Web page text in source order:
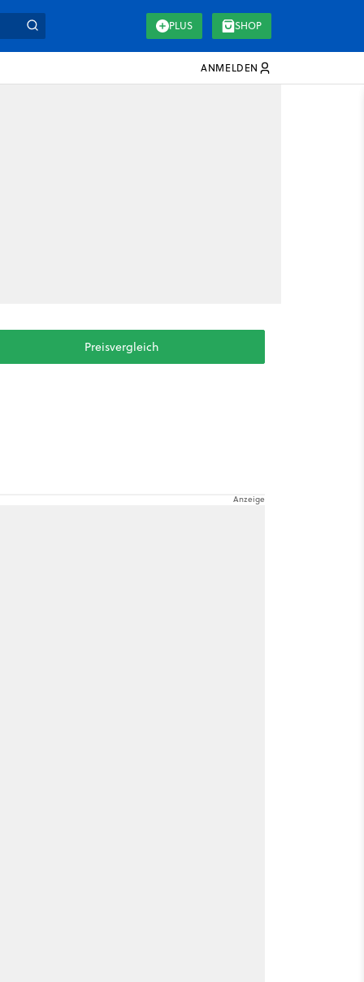
PLUS SHOP
ANMELDEN
Preisvergleich